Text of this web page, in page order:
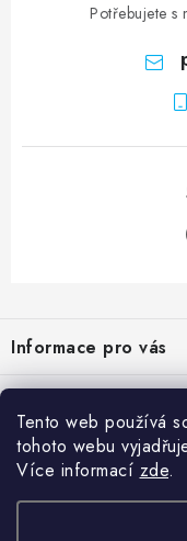
Tento web používá
tohoto webu
Více informací zde.
Potřebujete s
p
a
Informace pro vás
Obchodní podmínky
Podmínky ochrany
Odstoupení od kupní
Přihlášení
E-mail